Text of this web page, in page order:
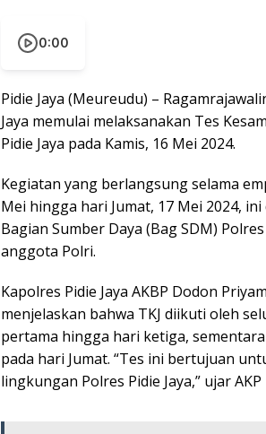
0:00
Pidie Jaya (Meureudu) –
Jaya memulai melaksanakan Tes
Pidie Jaya pada Kamis, 16 Mei 2024.
Kegiatan yang berlangsung selama
Mei hingga hari Jumat, 17 Mei 2024,
Bagian Sumber Daya (Bag SDM)
anggota Polri.
Kapolres Pidie Jaya AKBP Dodon
menjelaskan bahwa TKJ diikuti oleh
pertama hingga hari ketiga,
pada hari Jumat. “Tes ini bertujuan
lingkungan Polres Pidie Jaya,” ujar